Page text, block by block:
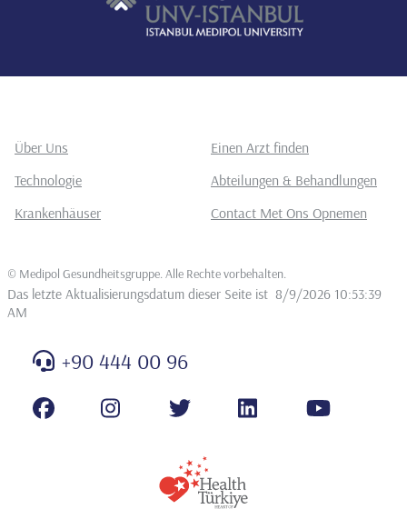
Über Uns
Einen Arzt finden
Technologie
Abteilungen & Behandlungen
Krankenhäuser
Contact Met Ons Opnemen
© Medipol Gesundheitsgruppe. Alle Rechte vorbehalten
Das letzte Aktualisierungsdatum dieser Seite ist 8/9/2026 10:53:39
AM
+90 444 00 96